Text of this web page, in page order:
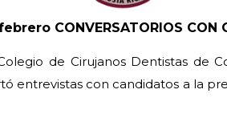
CONVERSATORIOS CON
de Cirujanos Dentistas de
entrevistas con candidatos a la